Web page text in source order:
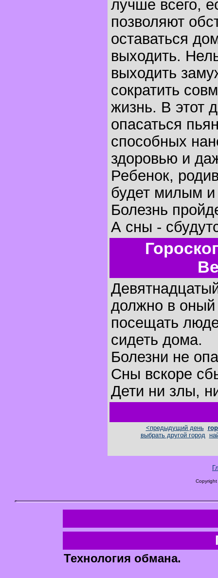
лучше всего,
позволяют
оставаться
выходить.
выходить
сократить
жизнь. В этот
опасаться
способных
здоровью и
Ребенок,
будет милым
Болезнь
А сны -
должно в
посещать
сидеть дома.
Болезни не
Сны вскоре
Дети ни злы,
<предыдущий день
выбрать другой город
Технология обмана.